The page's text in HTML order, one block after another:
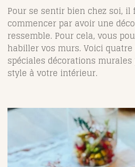
Pour se sentir bien chez soi, il
commencer par avoir une
ressemble. Pour cela, vous
habiller vos murs. Voici quatre
spéciales décorations
style à votre intérieur.